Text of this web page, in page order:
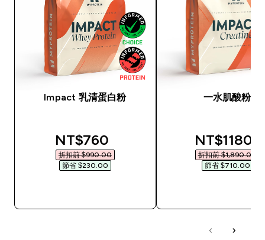
Impact 乳清蛋白粉
discounted price
NT$760‎
折扣前 $990.00‎
節省 $230.00‎
一水肌酸粉
NT$1180‎
折扣前 $1,890.00‎
節省 $710.00‎